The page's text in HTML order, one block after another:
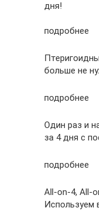
дня!
подробнее
больше не
подробнее
Один раз и
за 4 дня с
подробнее
All-on-4, All-
Используем